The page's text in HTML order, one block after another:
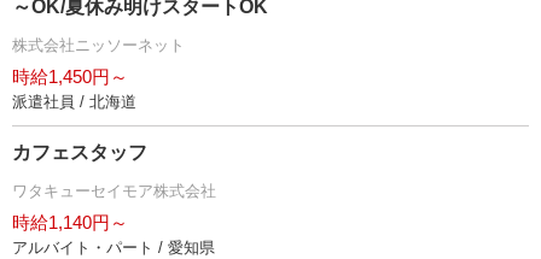
～OK/夏休み明けスタートOK
株式会社ニッソーネット
時給1,450円～
派遣社員 / 北海道
カフェスタッフ
ワタキューセイモア株式会社
時給1,140円～
アルバイト・パート / 愛知県